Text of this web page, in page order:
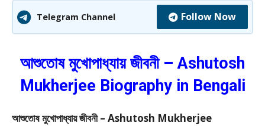
Telegram Channel Follow Now
আশুতোষ মুখোপাধ্যায় জীবনী – Ashutosh
Mukherjee Biography in Bengali
আশুতোষ মুখোপাধ্যায় জীবনী – Ashutosh Mukherjee